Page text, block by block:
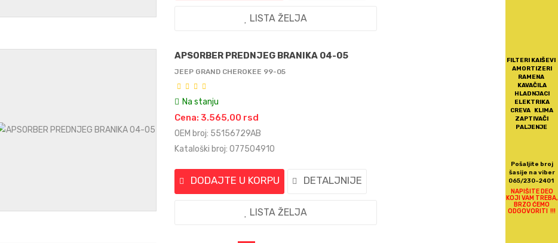
LISTA ŽELJA
APSORBER PREDNJEG BRANIKA 04-05
JEEP GRAND CHEROKEE 99-05
Na stanju
Cena: 3.565,00 rsd
OEM broj: 55156729AB
Kataloški broj: 077504910
DODAJTE U KORPU DETALJNIJE
LISTA ŽELJA
FILTERI KAIŠEVI
AMORTIZERI
RAMENA
KAVAČILA
HLADNJACI
ELEKTRIKA
CREVA KLIMA
ZAPTIVAČI
PALJENJE
Pošaljite broj
šasije na viber
065/230-2401
NAPIŠITE DEO
KOJI VAM TREBA,
BRZO ĆEMO
ODGOVORITI !!!